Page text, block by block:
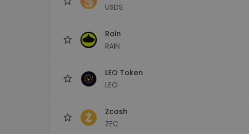
USDS
Rain
RAIN
LEO Token
LEO
Zcash
ZEC